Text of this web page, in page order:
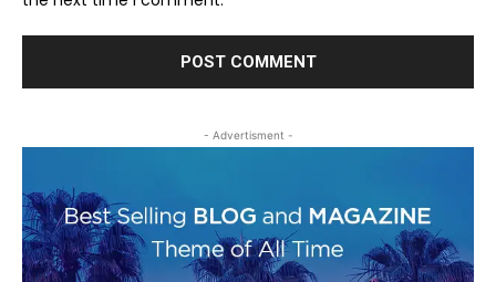
- Advertisment -